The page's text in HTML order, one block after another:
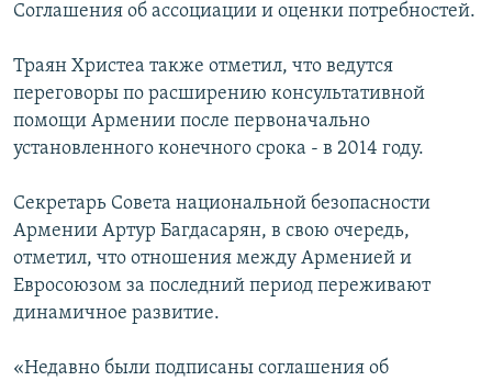
Соглашения об ассоциации и оценки потребностей.
Траян Христеа также отметил, что ведутся
переговоры по расширению консультативной
помощи Армении после первоначально
установленного конечного срока - в 2014 году.
Секретарь Совета национальной безопасности
Армении Артур Багдасарян, в свою очередь,
отметил, что отношения между Арменией и
Евросоюзом за последний период переживают
динамичное развитие.
«Недавно были подписаны соглашения об